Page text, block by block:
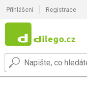
Přihlášení Registrace